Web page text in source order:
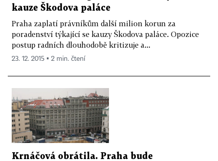
kauze Škodova paláce
Praha zaplatí právníkům další milion korun za
poradenství týkající se kauzy Škodova paláce. Opozice
postup radních dlouhodobě kritizuje a...
23. 12. 2015 ▪ 2 min. čtení
Krnáčová obrátila. Praha bude